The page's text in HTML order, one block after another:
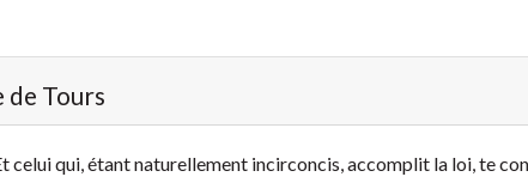
de Tours
celui qui, étant naturellement incirconcis, accomplit la loi, te